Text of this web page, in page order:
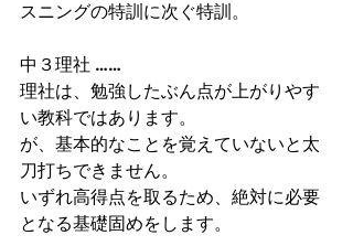
スニングの特訓に次ぐ特訓。
中３理社 ……
理社は、勉強したぶん点が上がりやす
い教科ではあります。
が、基本的なことを覚えていないと太
刀打ちできません。
いずれ高得点を取るため、絶対に必要
となる基礎固めをします。